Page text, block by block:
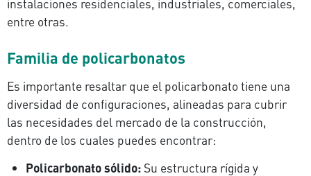
instalaciones residenciales, industriales, comerciales,
entre otras.
Familia de policarbonatos
Es importante resaltar que el policarbonato tiene una
diversidad de configuraciones, alineadas para cubrir
las necesidades del mercado de la construcción,
dentro de los cuales puedes encontrar:
Policarbonato sólido:Su estructura rígida y